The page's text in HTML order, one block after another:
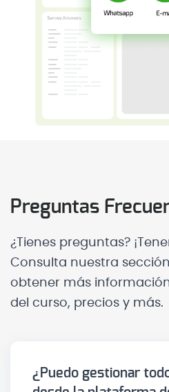
Preguntas
¿Tienes preguntas?
Consulta nuestra
obtener más
del curso, precios y más.
¿Puedo gestionar